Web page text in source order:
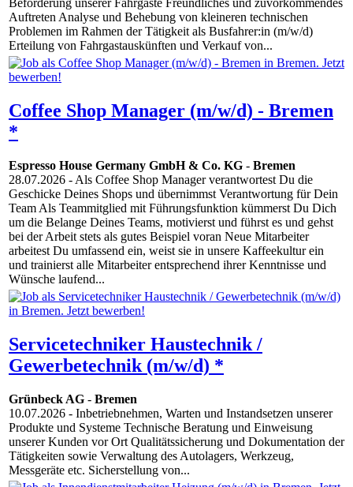
Beförderung unserer Fahrgäste Freundliches und zuvorkommendes
Auftreten Analyse und Behebung von kleineren technischen
Problemen im Rahmen der Tätigkeit als Busfahrer:in (m/w/d)
Erteilung von Fahrgastauskünften und Verkauf von...
Coffee Shop Manager (m/w/d) - Bremen
*
Espresso House Germany GmbH & Co. KG - Bremen
28.07.2026 - Als Coffee Shop Manager verantwortest Du die
Geschicke Deines Shops und übernimmst Verantwortung für Dein
Team Als Teammitglied mit Führungsfunktion kümmerst Du Dich
um die Belange Deines Teams, motivierst und führst es und gehst
bei der Arbeit stets als gutes Beispiel voran Neue Mitarbeiter
arbeitest Du umfassend ein, weist sie in unsere Kaffeekultur ein
und trainierst alle Mitarbeiter entsprechend ihrer Kenntnisse und
Wünsche laufend...
Servicetechniker Haustechnik /
Gewerbetechnik (m/w/d) *
Grünbeck AG - Bremen
10.07.2026 - Inbetriebnehmen, Warten und Instandsetzen unserer
Produkte und Systeme Technische Beratung und Einweisung
unserer Kunden vor Ort Qualitätssicherung und Dokumentation der
Tätigkeiten sowie Verwaltung des Autolagers, Werkzeug,
Messgeräte etc. Sicherstellung von...